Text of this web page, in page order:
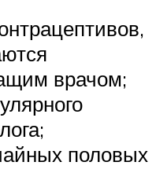
врачом;
половых